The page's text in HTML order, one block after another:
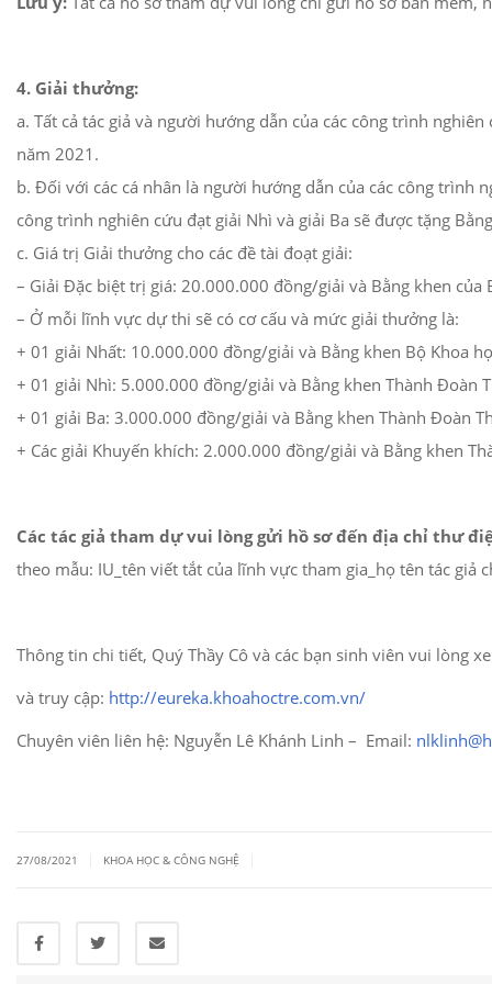
4. Giải thưởng:
a. Tất cả tác giả và người hướng dẫn của các công trình
năm 2021.
b. Đối với các cá nhân là người hướng dẫn của các công trình
công trình nghiên cứu đạt giải Nhì và giải Ba sẽ được tặng
c. Giá trị Giải thưởng cho các đề tài đoạt giải:
– Giải Đặc biệt trị giá: 20.000.000 đồng/giải và Bằng khen
– Ở mỗi lĩnh vực dự thi sẽ có cơ cấu và mức giải thưởng là:
+ 01 giải Nhất: 10.000.000 đồng/giải và Bằng khen Bộ Khoa
+ 01 giải Nhì: 5.000.000 đồng/giải và Bằng khen Thành Đoàn
+ 01 giải Ba: 3.000.000 đồng/giải và Bằng khen Thành Đoàn
+ Các giải Khuyến khích: 2.000.000 đồng/giải và Bằng khen
Các tác giả tham dự vui lòng gửi hồ sơ đến địa chỉ thư
theo mẫu: IU_tên viết tắt của lĩnh vực tham gia_họ tên tác giả
Thông tin chi tiết, Quý Thầy Cô và các bạn sinh viên vui lòng
và truy cập: http://eureka.khoahoctre.com.vn/
Chuyên viên liên hệ: Nguyễn Lê Khánh Linh – Email:
27/08/2021 KHOA HỌC & CÔNG NGHỆ